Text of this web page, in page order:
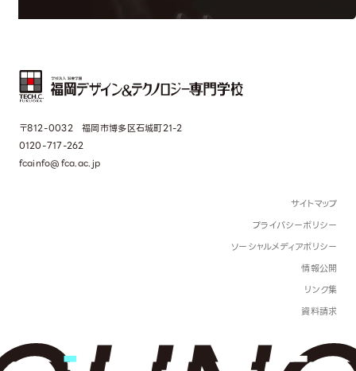
〒812-0032 福岡市博多区石城町21-2
0120-717-262
fcainfo@fca.ac.jp
サイトマップ
プライバシーポリシー
ソーシャルメディアポリシー
情報公開
リンク集
資料請求